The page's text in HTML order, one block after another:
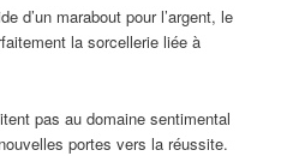
d’un marabout pour l’argent, le
la sorcellerie liée à
pas au domaine sentimental
portes vers la réussite.